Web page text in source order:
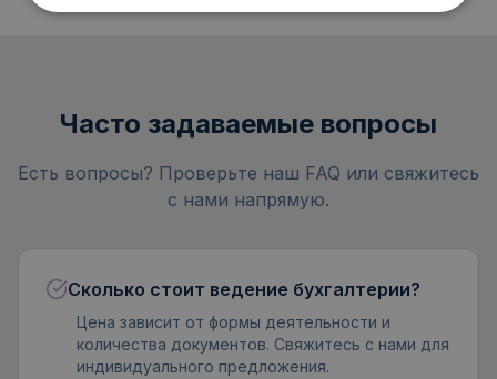
Часто задаваемые вопросы
Есть вопросы? Проверьте наш FAQ или свяжитесь
с нами напрямую.
Сколько стоит ведение бухгалтерии?
Цена зависит от формы деятельности и
количества документов. Свяжитесь с нами для
индивидуального предложения.